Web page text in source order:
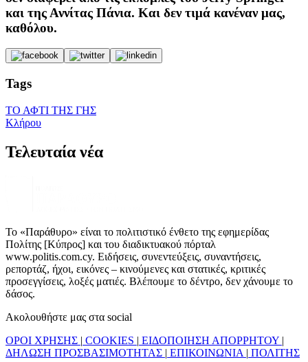
και της Αννίτας Πάνια. Και δεν τιμά κανέναν μας,
καθόλου.
Tags
ΤΟ ΑΦΤΙ ΤΗΣ ΓΗΣ
Κλήρου
Τελευταία νέα
Το «Παράθυρο» είναι το πολιτιστικό ένθετο της εφημερίδας
Πολίτης [Κύπρος] και του διαδικτυακού πόρταλ
www.politis.com.cy. Ειδήσεις, συνεντεύξεις, συναντήσεις,
ρεπορτάζ, ήχοι, εικόνες – κινούμενες και στατικές, κριτικές
προσεγγίσεις, λοξές ματιές. Βλέπουμε το δέντρο, δεν χάνουμε το
δάσος.
Ακολουθήστε μας στα social
ΟΡΟΙ ΧΡΗΣΗΣ | COOKIES | ΕΙΔΟΠΟΙΗΣΗ ΑΠΟΡΡΗΤΟΥ |
ΔΗΛΩΣΗ ΠΡΟΣΒΑΣΙΜΟΤΗΤΑΣ | ΕΠΙΚΟΙΝΩΝΙΑ | ΠΟΛΙΤΗΣ